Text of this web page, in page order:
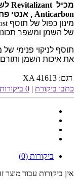
מכיל Revitalizant
Anticarbon , אנטי
מינון כפול של תוסף
של השמן ומשפר
תוסף לניקוי פנימי
את איכות השמן ותורם
דגם: XA 41613
כתבו ביקורת | 0 ביקורות
ביקורות (0)
אין ביקורות עבור מוצר